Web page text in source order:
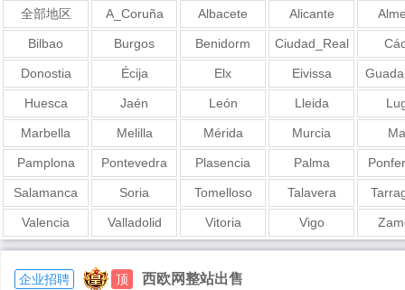
全部地区 A_Coruña Albacete Alicante
Bilbao Burgos Benidorm Ciudad_Real
Donostia Écija Elx Eivissa
Huesca Jaén León Lleida
Marbella Melilla Mérida Murcia
Pamplona Pontevedra Plasencia Palma
Salamanca Soria Tomelloso Talavera
Valencia Valladolid Vitoria Vigo
企业招聘 顶 西欧网整站出售